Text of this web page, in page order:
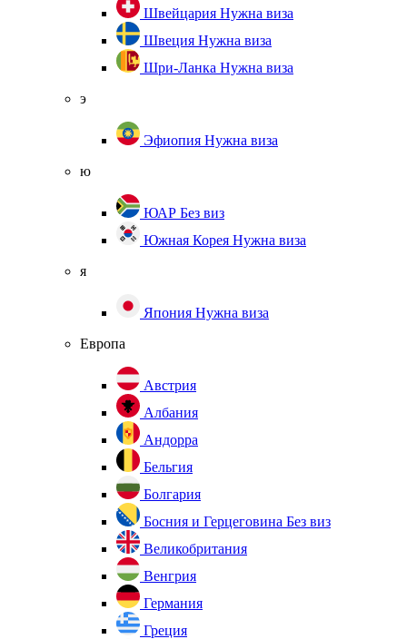
Швейцария Нужна виза
Швеция Нужна виза
Шри-Ланка Нужна виза
э
Эфиопия Нужна виза
ю
ЮАР Без виз
Южная Корея Нужна виза
я
Япония Нужна виза
Европа
Австрия
Албания
Андорра
Бельгия
Болгария
Босния и Герцеговина Без виз
Великобритания
Венгрия
Германия
Греция